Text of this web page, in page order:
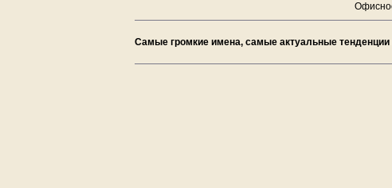
Самые громкие имена, самые актуальные тенденции